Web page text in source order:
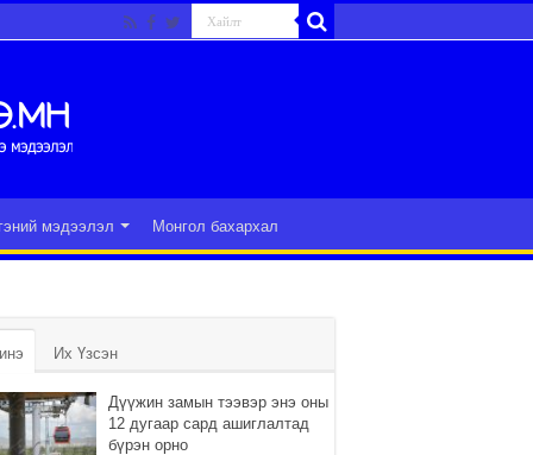
мэдээлэл Монгол бахархал
Их Үзсэн
Дүүжин замын тээвэр энэ оны
12 дугаар сард ашиглалтад
бүрэн орно